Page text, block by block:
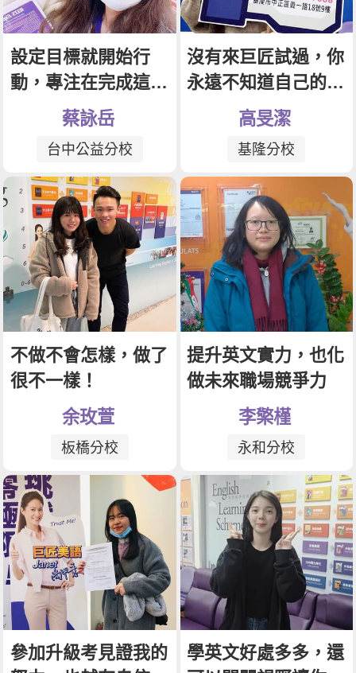
設定目標就開始行
動，專注在完成這件
蔡詠岳
台中公益分校
沒有來巨匠試過，你
永遠不知道自己的潛
力在哪裡
高旻潔
基隆分校
不做不會怎樣，做了
很不一樣！
余玫萱
板橋分校
提升英文實力，也化
做未來職場競爭力
李檠槿
永和分校
參加升級考見證我的
學英文好處多多，還